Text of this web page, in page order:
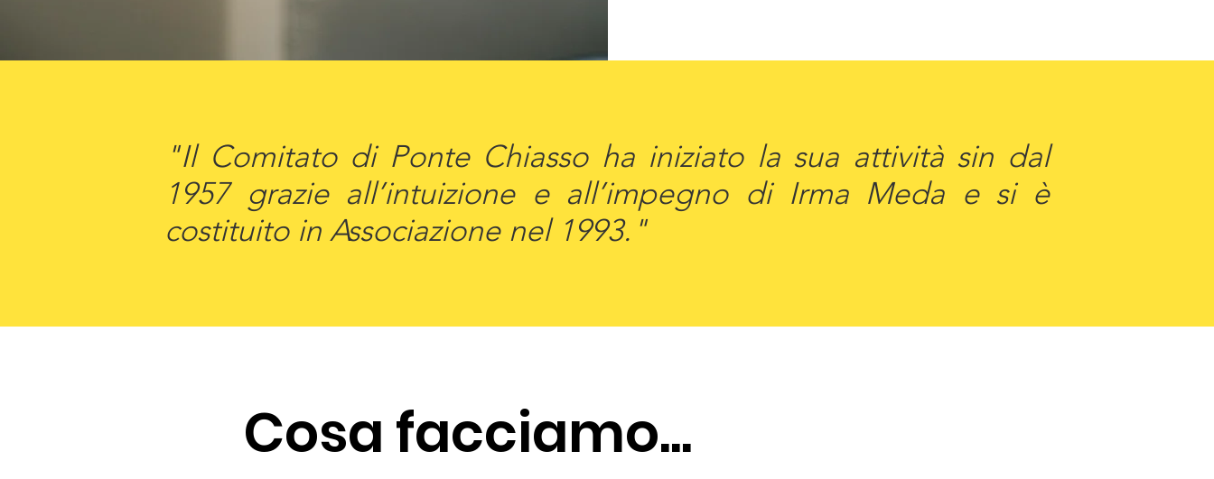
"Il Comitato di Ponte Chiasso ha iniziato la sua attività sin dal
1957 grazie all’intuizione e all’impegno di Irma Meda e si è
costituito in Associazione nel 1993."
Cosa facciamo...